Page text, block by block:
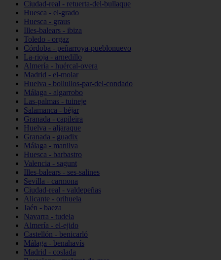
Ciudad-real - retuerta-del-bullaque
Huesca - el-grado
Huesca - graus
Illes-balears - ibiza
Toledo - orgaz
Córdoba - peñarroya-pueblonuevo
La-rioja - arnedillo
Almería - huércal-overa
Madrid - el-molar
Huelva - bollullos-par-del-condado
Málaga - algarrobo
Las-palmas - tuineje
Salamanca - béjar
Granada - capileira
Huelva - aljaraque
Granada - guadix
Málaga - manilva
Huesca - barbastro
Valencia - sagunt
Illes-balears - ses-salines
Sevilla - carmona
Ciudad-real - valdepeñas
Alicante - orihuela
Jaén - baeza
Navarra - tudela
Almería - el-ejido
Castellón - benicarló
Málaga - benahavís
Madrid - coslada